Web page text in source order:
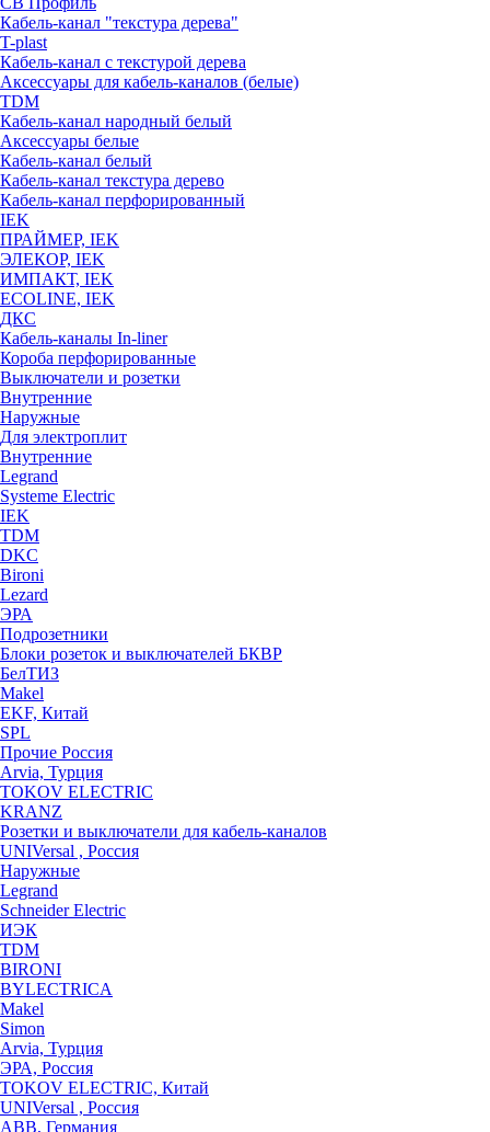
Кабель-канал "текстура дерева"
T-plast
Кабель-канал с текстурой дерева
Аксессуары для кабель-каналов (белые)
TDM
Кабель-канал народный белый
Аксессуары белые
Кабель-канал белый
Кабель-канал текстура дерево
Кабель-канал перфорированный
IEK
ПРАЙМЕР, IEK
ЭЛЕКОР, IEK
ИМПАКТ, IEK
ECOLINE, IEK
ДКС
Кабель-каналы In-liner
Короба перфорированные
Выключатели и розетки
Внутренние
Наружные
Для электроплит
Внутренние
Legrand
Systeme Electric
IEK
TDM
DKC
Bironi
Lezard
ЭРА
Подрозетники
Блоки розеток и выключателей БКВР
БелТИЗ
Makel
EKF, Китай
SPL
Прочие Россия
Arvia, Турция
TOKOV ELECTRIC
KRANZ
Розетки и выключатели для кабель-каналов
UNIVersal , Россия
Наружные
Legrand
Schneider Electric
ИЭК
TDM
BIRONI
BYLECTRICA
Makel
Simon
Arvia, Турция
ЭРА, Россия
TOKOV ELECTRIC, Китай
UNIVersal , Россия
ABB, Германия